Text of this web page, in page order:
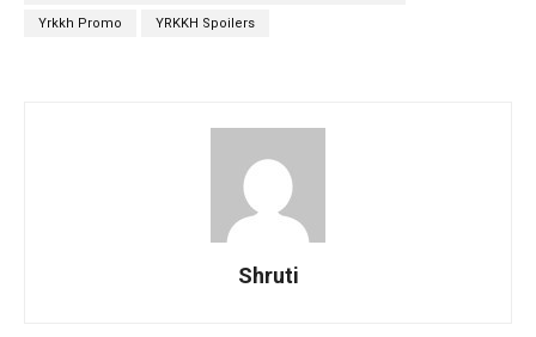
Yrkkh Promo YRKKH Spoilers
Shruti